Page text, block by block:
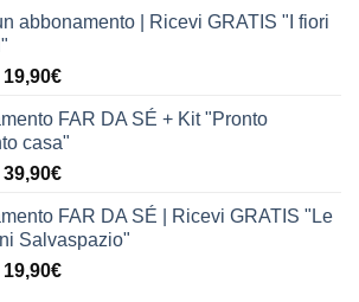
originale
24,00€.
attuale
19,90€.
abbonamento | Ricevi GRATIS "I fiori
Il
originale
era:
24,00€.
19,90€Il
attuale
è:
19,90€.
FAR DA SÉ + Kit "Pronto
casa"
Il
originale
era:
63,90€.
39,90€Il
attuale
è:
39,90€.
FAR DA SÉ | Ricevi GRATIS "Le
Salvaspazio"
Il
19,90€Il